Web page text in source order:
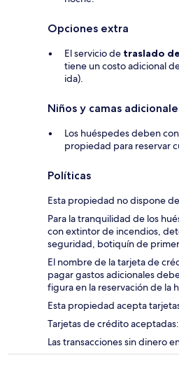
Opciones extra
El servicio de traslado
tiene un costo adicional
ida).
Niños y camas
Los huéspedes deben
propiedad para reservar
Políticas
Esta propiedad no dispone
Para la tranquilidad de los
con extintor de incendios,
seguridad, botiquín de
El nombre de la tarjeta de
pagar gastos adicionales
figura en la reservación de la
Esta propiedad acepta
Tarjetas de crédito
Las transacciones sin dinero